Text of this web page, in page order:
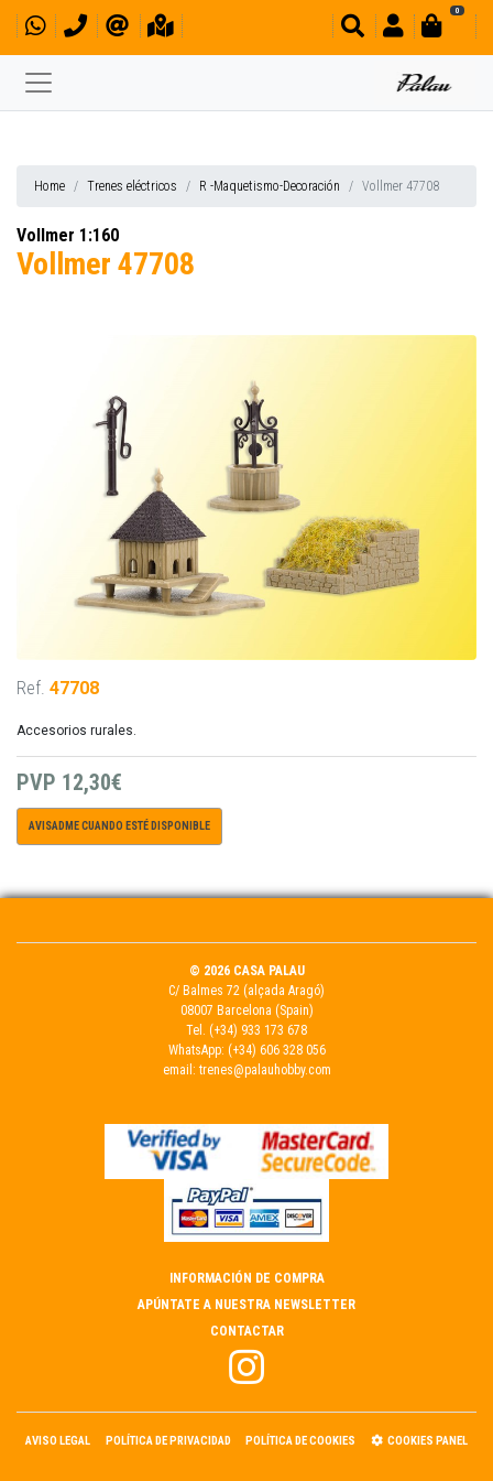
0
Home Trenes eléctricos R -Maquetismo-Decoración Vollmer 47708
Vollmer 1:160
Vollmer 47708
Ref. 47708
Accesorios rurales.
PVP 12,30€
AVISADME CUANDO ESTÉ DISPONIBLE
© 2026 CASA PALAU
C/ Balmes 72 (alçada Aragó)
08007 Barcelona (Spain)
Tel. (+34) 933 173 678
WhatsApp: (+34) 606 328 056
email: trenes@palauhobby.com
INFORMACIÓN DE COMPRA
APÚNTATE A NUESTRA NEWSLETTER
CONTACTAR
AVISO LEGAL POLÍTICA DE PRIVACIDAD POLÍTICA DE COOKIES COOKIES PANEL